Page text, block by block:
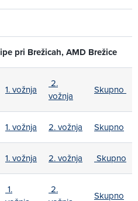
pri Brežicah, AMD Brežice
1. vožnja
2.
vožnja
Skupno
1. vožnja 2. vožnja Skupno
1. vožnja 2. vožnja Skupno
1.
2.
Skupno